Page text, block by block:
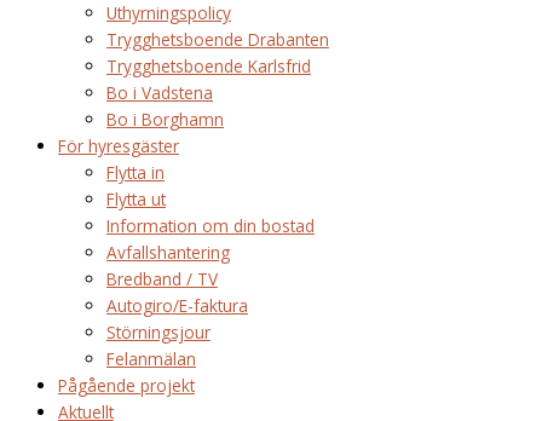
Uthyrningspolicy
Trygghetsboende Drabanten
Trygghetsboende Karlsfrid
Bo i Vadstena
Bo i Borghamn
För hyresgäster
Flytta in
Flytta ut
Information om din bostad
Avfallshantering
Bredband / TV
Autogiro/E-faktura
Störningsjour
Felanmälan
Pågående projekt
Aktuellt